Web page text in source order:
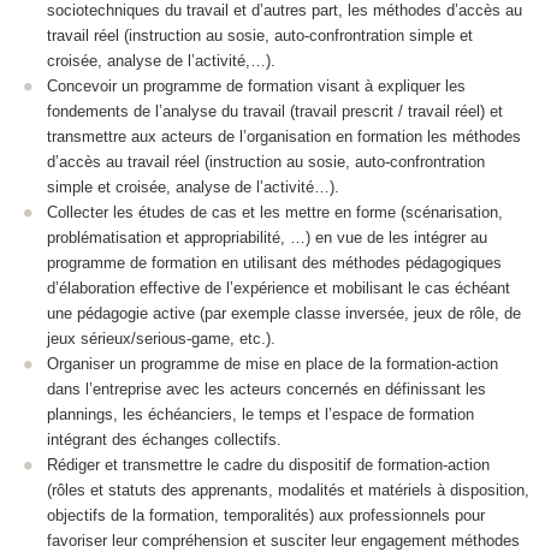
sociotechniques du travail et d’autres part, les méthodes d’accès au
travail réel (instruction au sosie, auto-confrontration simple et
croisée, analyse de l’activité,…).
Concevoir un programme de formation visant à expliquer les
fondements de l’analyse du travail (travail prescrit / travail réel) et
transmettre aux acteurs de l’organisation en formation les méthodes
d’accès au travail réel (instruction au sosie, auto-confrontration
simple et croisée, analyse de l’activité…).
Collecter les études de cas et les mettre en forme (scénarisation,
problématisation et appropriabilité, …) en vue de les intégrer au
programme de formation en utilisant des méthodes pédagogiques
d’élaboration effective de l’expérience et mobilisant le cas échéant
une pédagogie active (par exemple classe inversée, jeux de rôle, de
jeux sérieux/serious-game, etc.).
Organiser un programme de mise en place de la formation-action
dans l’entreprise avec les acteurs concernés en définissant les
plannings, les échéanciers, le temps et l’espace de formation
intégrant des échanges collectifs.
Rédiger et transmettre le cadre du dispositif de formation-action
(rôles et statuts des apprenants, modalités et matériels à disposition,
objectifs de la formation, temporalités) aux professionnels pour
favoriser leur compréhension et susciter leur engagement méthodes